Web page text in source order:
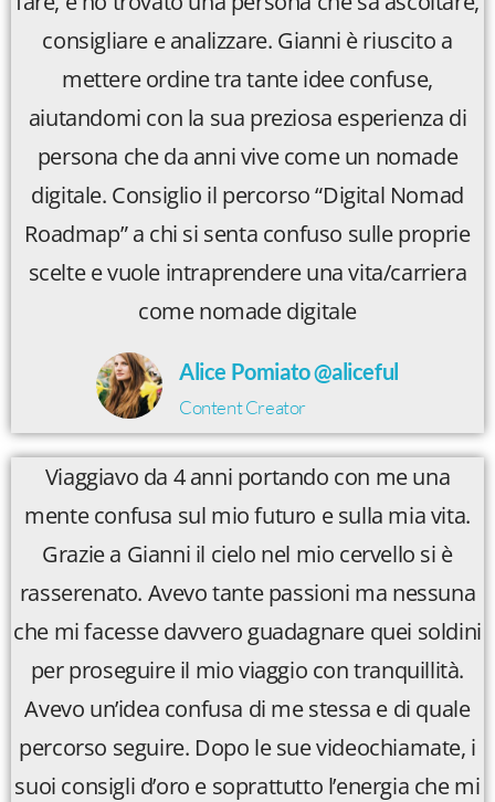
consigliare e analizzare. Gianni è riuscito a
mettere ordine tra tante idee confuse,
aiutandomi con la sua preziosa esperienza di
persona che da anni vive come un nomade
digitale. Consiglio il percorso “Digital Nomad
Roadmap” a chi si senta confuso sulle proprie
scelte e vuole intraprendere una vita/carriera
come nomade digitale
Alice Pomiato @aliceful
Content Creator
Viaggiavo da 4 anni portando con me una
mente confusa sul mio futuro e sulla mia vita.
Grazie a Gianni il cielo nel mio cervello si è
rasserenato. Avevo tante passioni ma nessuna
che mi facesse davvero guadagnare quei soldini
per proseguire il mio viaggio con tranquillità.
Avevo un’idea confusa di me stessa e di quale
percorso seguire. Dopo le sue videochiamate, i
suoi consigli d’oro e soprattutto l’energia che mi